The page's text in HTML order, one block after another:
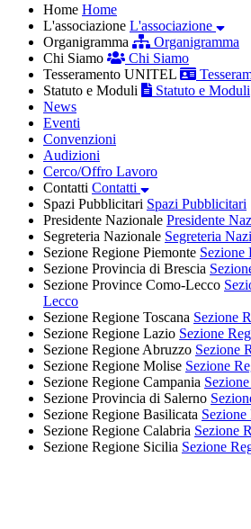
Home Home
L'associazione L'associazione
Organigramma
Organigramma
Chi Siamo
Chi Siamo
Tesseramento UNITEL
Statuto e Moduli
Statuto e Moduli
News
Eventi
Convenzioni
Audizioni
Cerco/Offro Lavoro
Contatti Contatti
Spazi Pubblicitari Spazi Pubblicitari
Presidente Nazionale Presidente
Segreteria Nazionale Segreteria
Sezione Regione Piemonte Sezione
Sezione Provincia di Brescia
Sezione Province Como-Lecco
Lecco
Sezione Regione Toscana Sezione
Sezione Regione Lazio Sezione
Sezione Regione Abruzzo Sezione
Sezione Regione Molise Sezione
Sezione Regione Campania
Sezione Provincia di Salerno
Sezione Regione Basilicata
Sezione Regione Calabria Sezione
Sezione Regione Sicilia Sezione